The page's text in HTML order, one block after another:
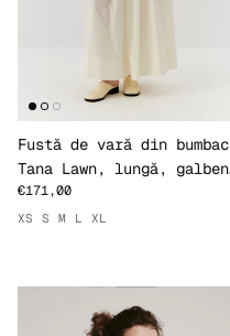
Fustă de vară din bumbac
Tana Lawn, lungă, galben
pai
€171,00
XS S M L XL